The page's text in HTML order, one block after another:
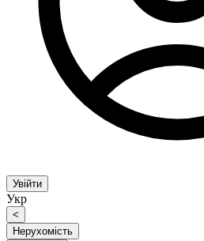
Увійти
Укр
<
Нерухомість